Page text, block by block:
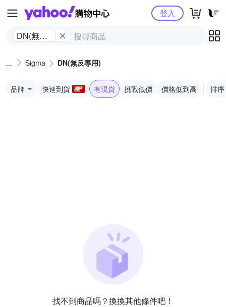
Yahoo購物中心
DN(無反
登入
Sigma DN(無反專用)
品牌 快速到貨 有現貨 挑戰低價 價格低到高 排序
找不到商品嗎？換換其他條件吧！